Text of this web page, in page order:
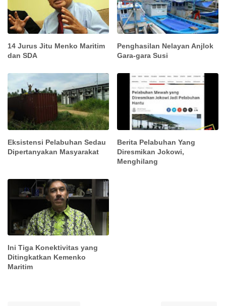
14 Jurus Jitu Menko Maritim
dan SDA
Penghasilan Nelayan Anjlok
Gara-gara Susi
Eksistensi Pelabuhan Sedau
Dipertanyakan Masyarakat
Berita Pelabuhan Yang
Diresmikan Jokowi,
Menghilang
Ini Tiga Konektivitas yang
Ditingkatkan Kemenko
Maritim